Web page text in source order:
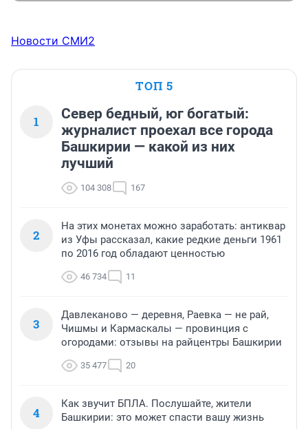
Новости СМИ2
ТОП 5
1
Север бедный, юг богатый:
журналист проехал все города
Башкирии — какой из них
лучший
104 308 167
2
На этих монетах можно заработать: антиквар
из Уфы рассказал, какие редкие деньги 1961
по 2016 год обладают ценностью
46 734 11
3
Давлеканово — деревня, Раевка — не рай,
Чишмы и Кармаскалы — провинция с
огородами: отзывы на райцентры Башкирии
35 477 20
4
Как звучит БПЛА. Послушайте, жители
Башкирии: это может спасти вашу жизнь